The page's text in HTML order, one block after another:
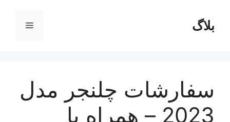
محتوابلاگ فهرست
سفارشات چلنجر مدل
2023 – همراه با